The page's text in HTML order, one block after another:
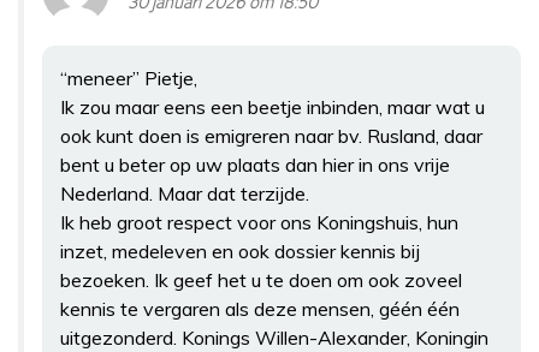
“meneer” Pietje,
Ik zou maar eens een beetje inbinden, maar wat u
ook kunt doen is emigreren naar bv. Rusland, daar
bent u beter op uw plaats dan hier in ons vrije
Nederland. Maar dat terzijde.
Ik heb groot respect voor ons Koningshuis, hun
inzet, medeleven en ook dossier kennis bij
bezoeken. Ik geef het u te doen om ook zoveel
kennis te vergaren als deze mensen, géén één
uitgezonderd. Konings Willen-Alexander, Koningin